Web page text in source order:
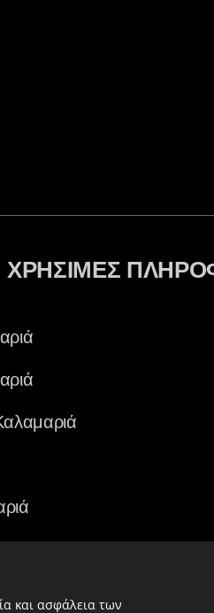
ΧΡΗΣΙΜΕΣ
και ασφάλεια των